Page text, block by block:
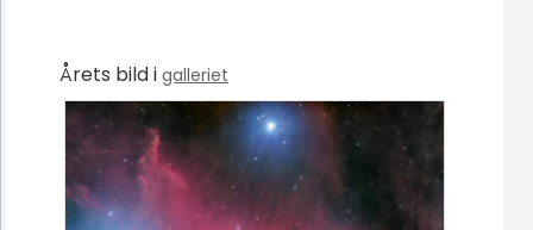
Årets bild i galleriet